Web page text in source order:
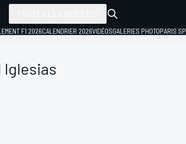
F1 2026CALENDRIER 2026VIDÉOSGALERIES PHOTOPARIS
Iglesias